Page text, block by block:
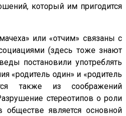
который им пригодится
или «отчим» связаны с
(здесь тоже знают
постановили употреблять
«родитель один» и «родитель
также из соображений
стереотипов о роли
является основной